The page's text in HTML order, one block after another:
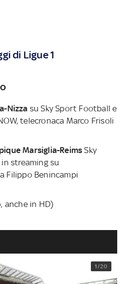
di Ligue 1
Nizza su Sky Sport Football e
telecronaca Marco Frisoli
Marsiglia-ReimsSky
streaming su
Filippo Benincampi
anche in HD)
1/20